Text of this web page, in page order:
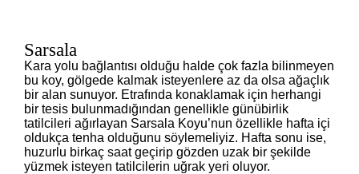
Sarsala
Kara yolu bağlantısı olduğu halde çok fazla bilinmeyen
bu koy, gölgede kalmak isteyenlere az da olsa ağaçlık
bir alan sunuyor. Etrafında konaklamak için herhangi
bir tesis bulunmadığından genellikle günübirlik
tatilcileri ağırlayan Sarsala Koyu’nun özellikle hafta içi
oldukça tenha olduğunu söylemeliyiz. Hafta sonu ise,
huzurlu birkaç saat geçirip gözden uzak bir şekilde
yüzmek isteyen tatilcilerin uğrak yeri oluyor.